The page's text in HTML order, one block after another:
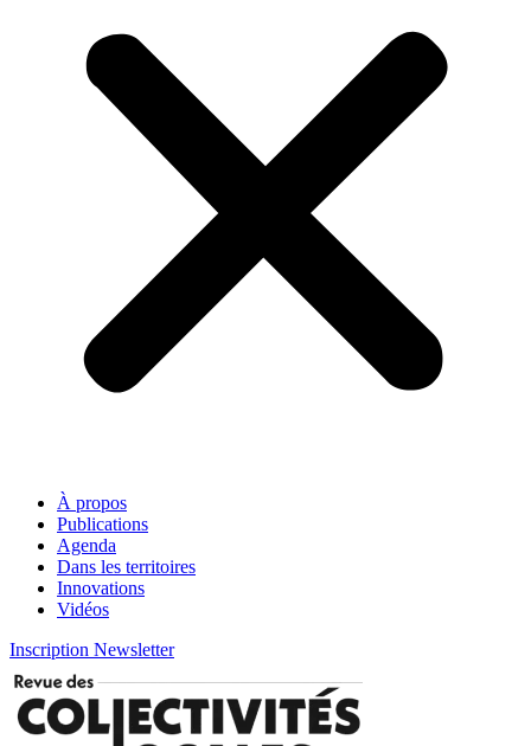
À propos
Publications
Agenda
Dans les territoires
Innovations
Vidéos
Inscription Newsletter